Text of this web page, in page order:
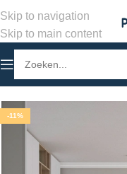
Skip to navigation
Skip to main content
Home/Winkel
-11%